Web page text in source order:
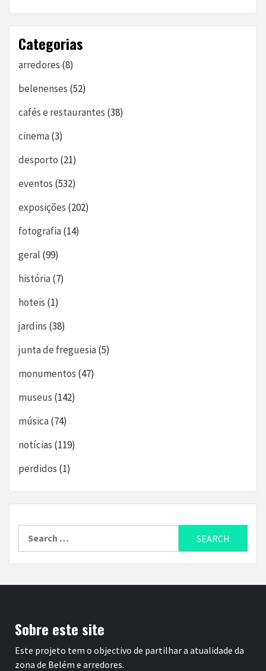
Categorias
arredores (8)
belenenses (52)
cafés e restaurantes (38)
cinema(3)
desporto (21)
eventos (532)
exposições (202)
fotografia(14)
geral (99)
história(7)
hoteis (1)
jardins (38)
junta de freguesia(5)
monumentos (47)
museus (142)
música(74)
notícias (119)
perdidos (1)
Sobre este site
Este projeto tem o objectivo de partilhar a atualidade da
zona de Belém e arredores.